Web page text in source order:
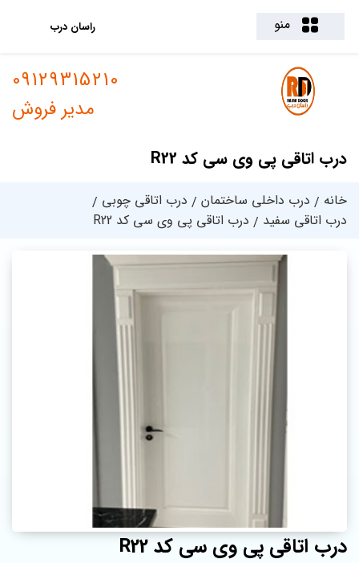
منو راسان درب
درب اتاقی پی وی سی کد R22
09129315210
مدیر فروش
خانه درب داخلی ساختمان
درب اتاقی چوبی
درب اتاقی سفید
درب اتاقی پی وی سی کد R22
درب اتاقی پی وی سی کد R22